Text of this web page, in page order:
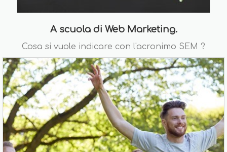
A scuola di Web Marketing.
Cosa si vuole indicare con l'acronimo SEM ?